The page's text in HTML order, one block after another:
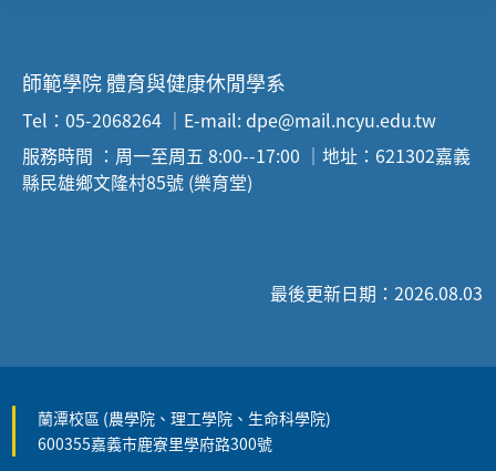
師範學院 體育與健康休閒學系
Tel：05-2068264 ｜E-mail: dpe@mail.ncyu.edu.tw
服務時間 ：周一至周五 8:00--17:00 ｜地址：621302嘉義
縣民雄鄉文隆村85號 (樂育堂)
最後更新日期：2026.08.03
蘭潭校區 (農學院、理工學院、生命科學院)
600355嘉義市鹿寮里學府路300號